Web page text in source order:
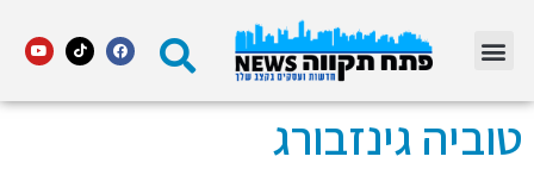
טוביה גינזבורג